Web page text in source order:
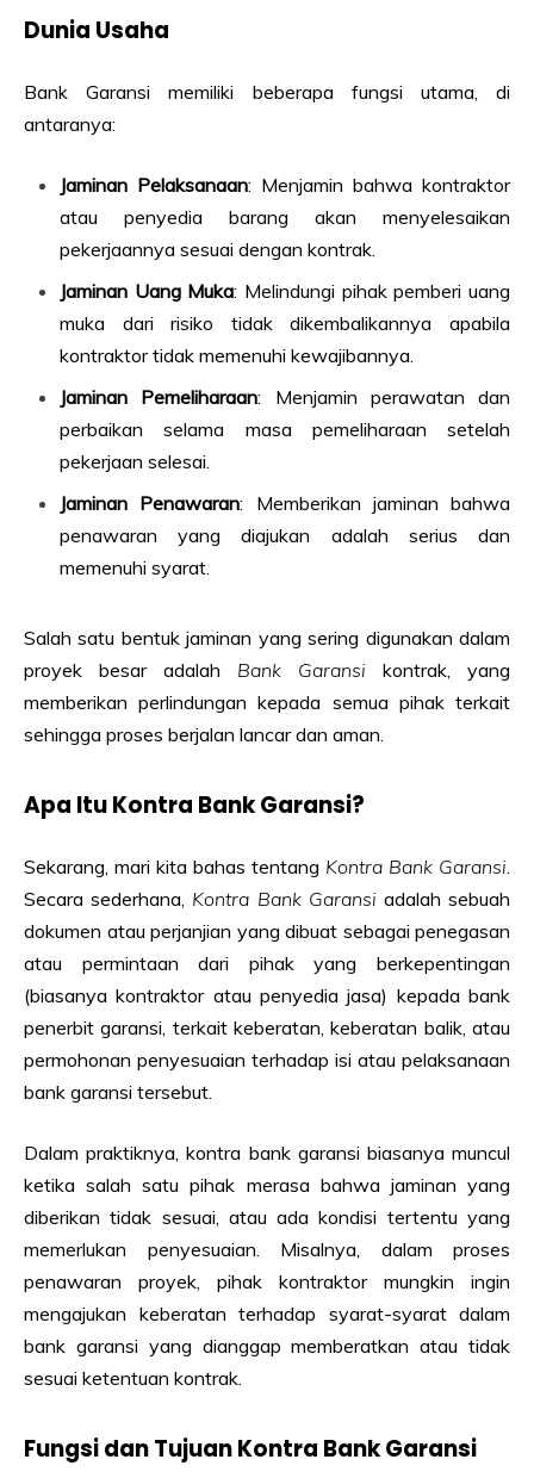
Dunia Usaha
Bank Garansi memiliki beberapa fungsi utama, di
antaranya:
Jaminan Pelaksanaan: Menjamin bahwa kontraktor
atau penyedia barang akan menyelesaikan
pekerjaannya sesuai dengan kontrak.
Jaminan Uang Muka: Melindungi pihak pemberi uang
muka dari risiko tidak dikembalikannya apabila
kontraktor tidak memenuhi kewajibannya.
Jaminan Pemeliharaan: Menjamin perawatan dan
perbaikan selama masa pemeliharaan setelah
pekerjaan selesai.
Jaminan Penawaran: Memberikan jaminan bahwa
penawaran yang diajukan adalah serius dan
memenuhi syarat.
Salah satu bentuk jaminan yang sering digunakan dalam
proyek besar adalah Bank Garansi kontrak, yang
memberikan perlindungan kepada semua pihak terkait
sehingga proses berjalan lancar dan aman.
Apa Itu Kontra Bank Garansi?
Sekarang, mari kita bahas tentang Kontra Bank Garansi
Secara sederhana, Kontra Bank Garansi adalah sebuah
dokumen atau perjanjian yang dibuat sebagai penegasan
atau permintaan dari pihak yang berkepentingan
(biasanya kontraktor atau penyedia jasa) kepada bank
penerbit garansi, terkait keberatan, keberatan balik, atau
permohonan penyesuaian terhadap isi atau pelaksanaan
bank garansi tersebut.
Dalam praktiknya, kontra bank garansi biasanya muncul
ketika salah satu pihak merasa bahwa jaminan yang
diberikan tidak sesuai, atau ada kondisi tertentu yang
memerlukan penyesuaian. Misalnya, dalam proses
penawaran proyek, pihak kontraktor mungkin ingin
mengajukan keberatan terhadap syarat-syarat dalam
bank garansi yang dianggap memberatkan atau tidak
sesuai ketentuan kontrak.
Fungsi dan Tujuan Kontra Bank Garansi